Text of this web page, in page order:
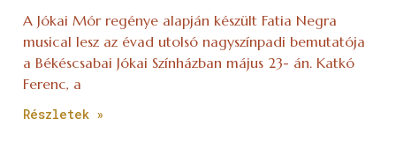
A Jókai Mór regénye alapján készült Fatia Negra
musical lesz az évad utolsó nagyszínpadi bemutatója
a Békéscsabai Jókai Színházban május 23- án. Katkó
Ferenc, a
Részletek »